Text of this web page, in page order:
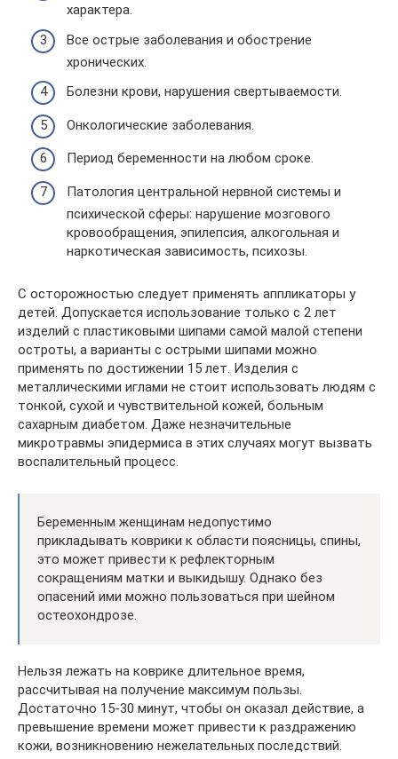
характера.
Все острые заболевания и обострение
хронических.
Болезни крови, нарушения свертываемости.
Онкологические заболевания.
Период беременности на любом сроке.
Патология центральной нервной системы и
психической сферы: нарушение мозгового
кровообращения, эпилепсия, алкогольная и
наркотическая зависимость, психозы.
С осторожностью следует применять аппликаторы у
детей. Допускается использование только с 2 лет
изделий с пластиковыми шипами самой малой степени
остроты, а варианты с острыми шипами можно
применять по достижении 15 лет. Изделия с
металлическими иглами не стоит использовать людям с
тонкой, сухой и чувствительной кожей, больным
сахарным диабетом. Даже незначительные
микротравмы эпидермиса в этих случаях могут вызвать
воспалительный процесс.
Беременным женщинам недопустимо
прикладывать коврики к области поясницы, спины,
это может привести к рефлекторным
сокращениям матки и выкидышу. Однако без
опасений ими можно пользоваться при шейном
остеохондрозе.
Нельзя лежать на коврике длительное время,
рассчитывая на получение максимум пользы.
Достаточно 15-30 минут, чтобы он оказал действие, а
превышение времени может привести к раздражению
кожи, возникновению нежелательных последствий.